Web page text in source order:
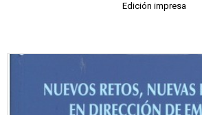
Edición impresa